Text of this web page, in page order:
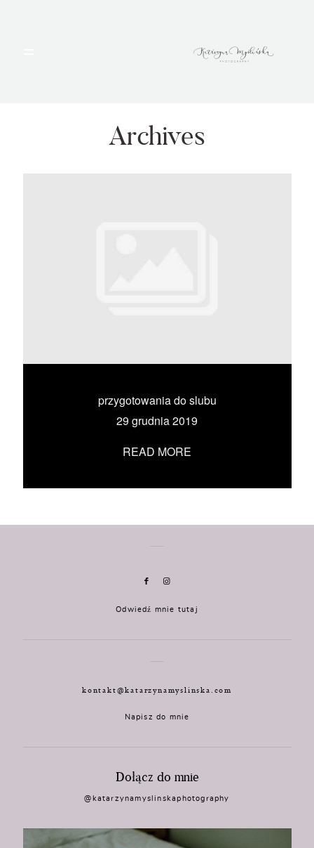
Archives
przygotowania do slubu
29 grudnia 2019
READ MORE
PORTFOLIO
UMÓW SIĘ ZE MNĄ →
Odwiedź mnie tutaj
kontakt@katarzynamyslinska.com
Napisz do mnie
Dołącz do mnie
@katarzynamyslinskaphotography